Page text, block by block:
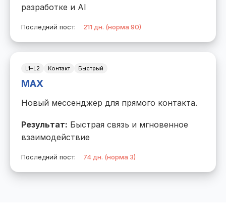
разработке и AI
Последний пост: 211 дн. (норма 90)
L1–L2 Контакт Быстрый
MAX
Новый мессенджер для прямого контакта.
Результат: Быстрая связь и мгновенное
взаимодействие
Последний пост: 74 дн. (норма 3)